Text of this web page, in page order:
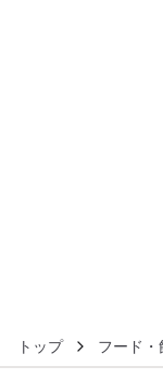
トップ フード